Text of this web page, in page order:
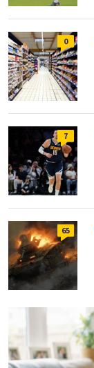
0
7
65